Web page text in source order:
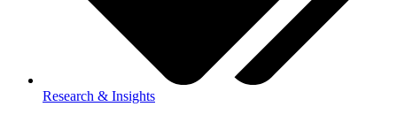
Research & Insights